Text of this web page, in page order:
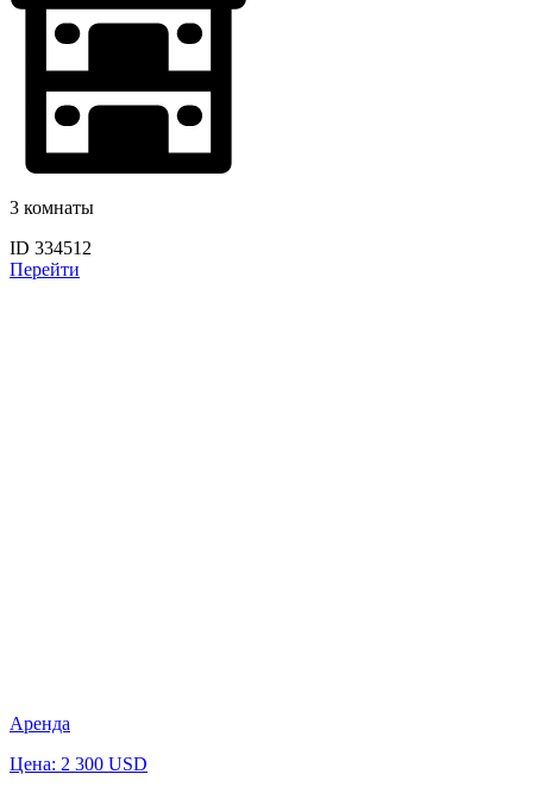
3 комнаты
ID 334512
Перейти
Аренда
Цена: 2 300 USD